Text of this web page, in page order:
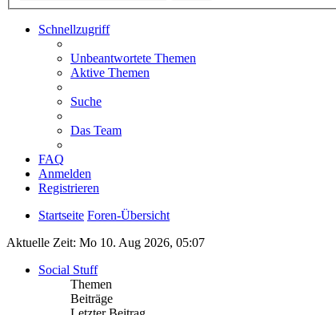
Schnellzugriff
Unbeantwortete Themen
Aktive Themen
Suche
Das Team
FAQ
Anmelden
Registrieren
Startseite Foren-Übersicht
Aktuelle Zeit: Mo 10. Aug 2026, 05:07
Social Stuff
Themen
Beiträge